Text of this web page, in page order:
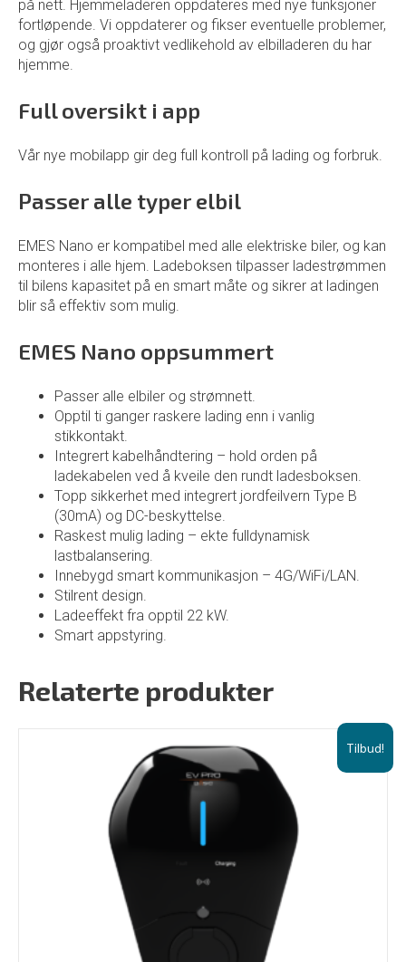
på nett. Hjemmeladeren oppdateres med nye funksjoner
fortløpende. Vi oppdaterer og fikser eventuelle problemer,
og gjør også proaktivt vedlikehold av elbilladeren du har
hjemme.
Full oversikt i app
Vår nye mobilapp gir deg full kontroll på lading og forbruk.
Passer alle typer elbil
EMES Nano er kompatibel med alle elektriske biler, og kan
monteres i alle hjem. Ladeboksen tilpasser ladestrømmen
til bilens kapasitet på en smart måte og sikrer at ladingen
blir så effektiv som mulig.
EMES Nano oppsummert
Passer alle elbiler og strømnett.
Opptil ti ganger raskere lading enn i vanlig
stikkontakt.
Integrert kabelhåndtering – hold orden på
ladekabelen ved å kveile den rundt ladesboksen.
Topp sikkerhet med integrert jordfeilvern Type B
(30mA) og DC-beskyttelse.
Raskest mulig lading – ekte fulldynamisk
lastbalansering.
Innebygd smart kommunikasjon – 4G/WiFi/LAN.
Stilrent design.
Ladeeffekt fra opptil 22 kW.
Smart appstyring.
Relaterte produkter
Tilbud!